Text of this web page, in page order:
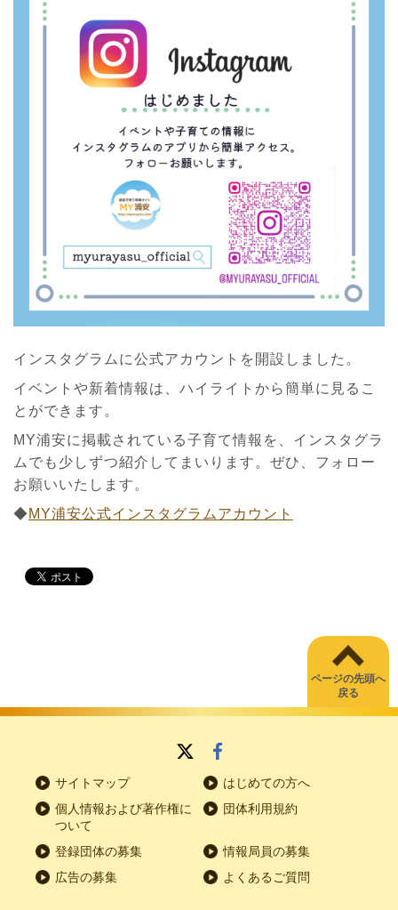
インスタグラムに公式アカウントを開設しました。
イベントや新着情報は、ハイライトから簡単に見るこ
とができます。
MY浦安に掲載されている子育て情報を、インスタグラ
ムでも少しずつ紹介してまいります。ぜひ、フォロー
お願いいたします。
◆MY浦安公式インスタグラムアカウント
ページの先頭へ
戻る
サイトマップ
はじめての方へ
個人情報および著作権に
ついて
団体利用規約
登録団体の募集
情報局員の募集
広告の募集
よくあるご質問